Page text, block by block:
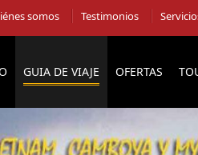
somos Testimonios
GUIA DE VIAJE OFERTAS